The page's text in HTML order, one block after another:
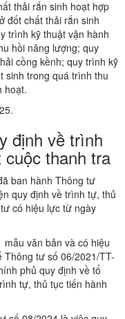
thải rắn sinh hoạt hợp
đốt chất thải rắn sinh
trình kỹ thuật vận hành
hồi năng lượng; quy
cồng kềnh; quy trình kỹ
sinh trong quá trình thu
hoạt.
định về trình
thanh tra
ban hành Thông tư
quy định về trình tự, thủ
có hiệu lực từ ngày
văn bản và có hiệu
tư số 06/2021/TT-
phủ quy định về tổ
tự, thủ tục tiến hành